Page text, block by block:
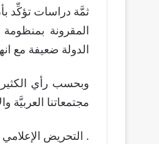
ثمَّة دراسات تؤكِّد
المقرونة
الدولة ضعيفة مع
وبحسب رأي
مجتمعاتنا
. التحريض